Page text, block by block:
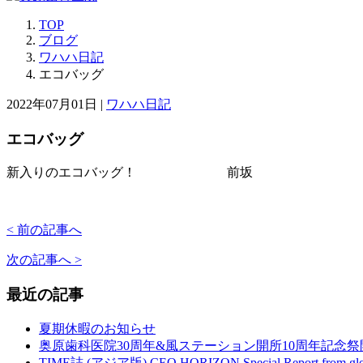
TOP
ブログ
ワハハ日記
エコバッグ
2022年07月01日 | ワハハ日記
エコバッグ
新入りのエコバッグ！ 前坂
< 前の記事へ
次の記事へ >
最近の記事
夏期休暇のお知らせ
奥原歯科医院30周年&風ステーション開所10周年記念祭